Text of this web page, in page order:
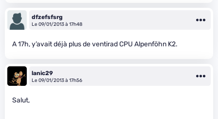
dfzefsfsrg
Le 09/01/2013 à 17h48
A 17h, y’avait déjà plus de ventirad CPU Alpenföhn K2.
lanic29
Le 09/01/2013 à 17h56
Salut,